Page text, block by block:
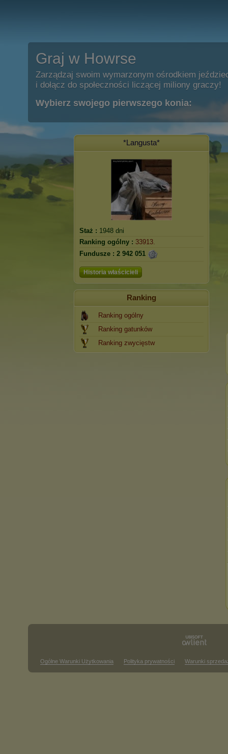
Graj w Howrse
Zarządzaj swoim wymarzonym ośrodkiem
i dołącz do społeczności liczącej miliony graczy!
Wybierz swojego pierwszego konia:
*Langusta*
Staż : 1948 dni
Ranking ogólny : 33913.
Fundusze : 2 942 051
Historia właścicieli
Ranking
Ranking ogólny
Ranking gatunków
Ranking zwycięstw
Ogólne Warunki Użytkowania Polityka prywatności Warunki